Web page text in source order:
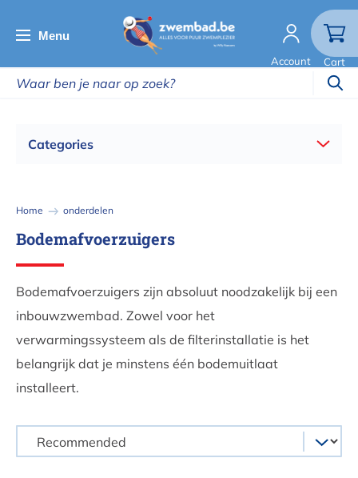
en
de
inhoud
Menu
Account Cart
Categories
Kruimelpad
Home onderdelen
Bodemafvoerzuigers
Bodemafvoerzuigers zijn absoluut noodzakelijk bij een
inbouwzwembad. Zowel voor het
verwarmingssysteem als de filterinstallatie is het
belangrijk dat je minstens één bodemuitlaat
installeert.